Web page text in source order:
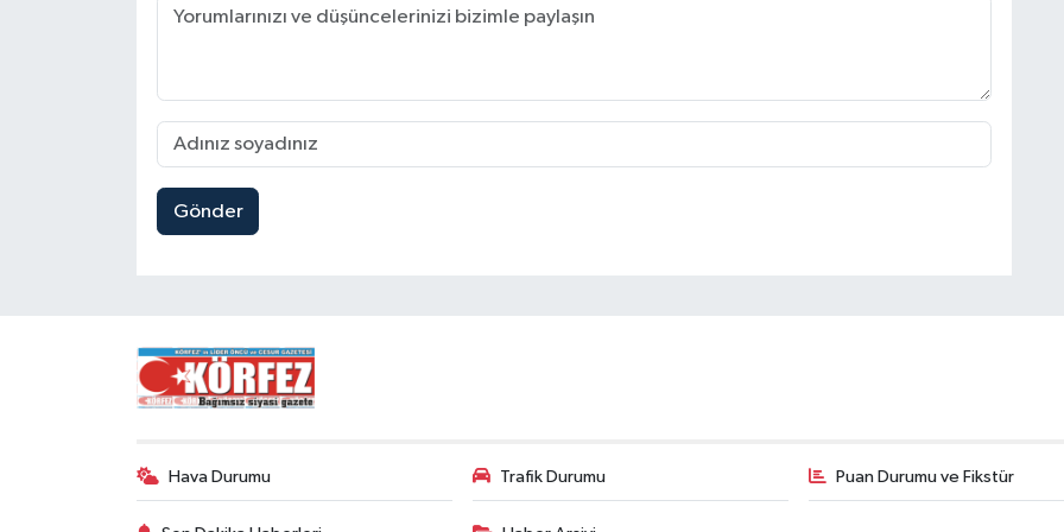
Gönder
Hava Durumu Trafik Durumu Puan Durumu ve Fikstür